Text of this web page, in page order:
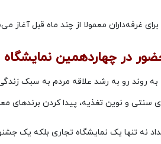
برای غرفه‌داران معمولا از چند ماه قبل
در چهاردهمین
به روند رو به رشد علاقه مردم به سبک
سنتی و نوین تغذیه، پیدا کردن برندهای
نه تنها یک نمایشگاه تجاری بلکه یک